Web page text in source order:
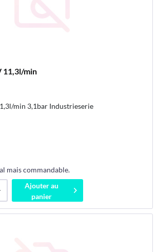
11,3l/min
min 3,1bar Industrieserie
mais commandable.
Ajouter au
panier